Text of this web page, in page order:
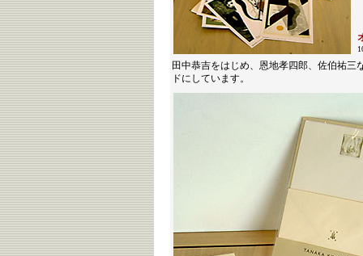
田中恭吉をはじめ、恩地孝四郎、佐伯祐
ドにしています。